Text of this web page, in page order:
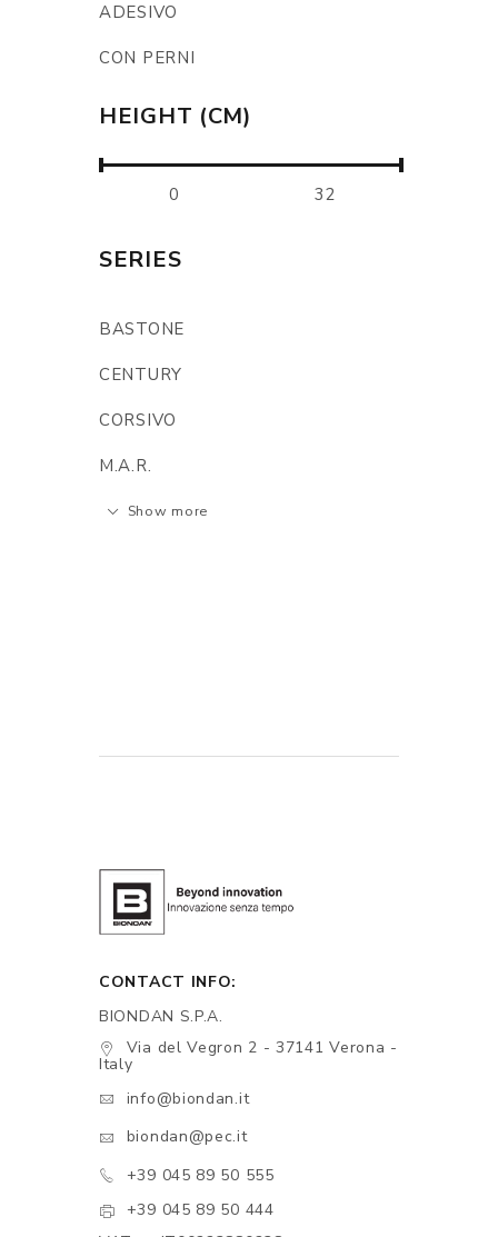
ADESIVO
CON PERNI
HEIGHT (CM)
SERIES
BASTONE
CENTURY
CORSIVO
M.A.R.
Show more
CONTACT INFO:
BIONDAN S.P.A.
Via del Vegron 2 - 37141 Verona -
Italy
info@biondan.it
biondan@pec.it
+39 045 89 50 555
+39 045 89 50 444